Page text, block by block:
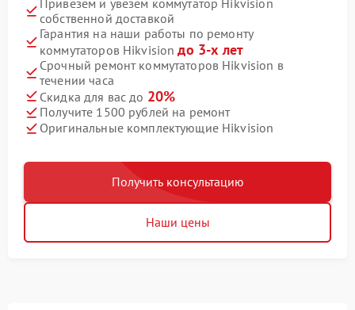
собственной доставкой
Гарантия на наши работы по ремонту
коммутаторов Hikvisionдо 3-х лет
Срочный ремонт коммутаторов Hikvision в
течении часа
Скидка для вас до 20%
Получите 1500 рублей на ремонт
Оригинальные комплектующие Hikvision
Получить консультацию
Наши цены